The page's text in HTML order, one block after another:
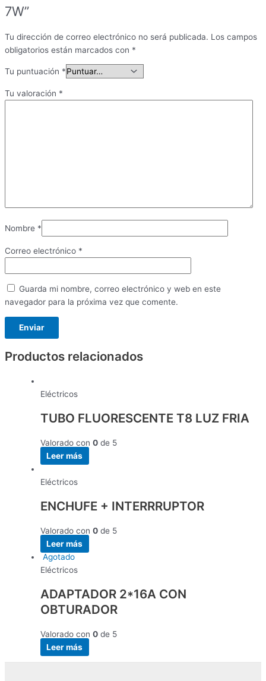
7W”
Tu dirección de correo electrónico no será publicada. Los campos
obligatorios están marcados con *
Tu puntuación *
Tu valoración *
Nombre *
Correo electrónico *
Guarda mi nombre, correo electrónico y web en este
navegador para la próxima vez que comente.
Productos relacionados
Eléctricos
TUBO FLUORESCENTE T8 LUZ FRIA
Valorado con 0 de 5
Leer más
Eléctricos
ENCHUFE + INTERRRUPTOR
Valorado con 0 de 5
Leer más
Agotado
Eléctricos
ADAPTADOR 2*16A CON
OBTURADOR
Valorado con 0 de 5
Leer más